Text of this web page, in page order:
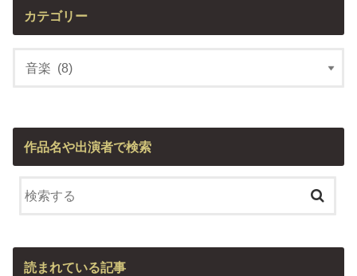
カテゴリー
作品名や出演者で検索
読まれている記事